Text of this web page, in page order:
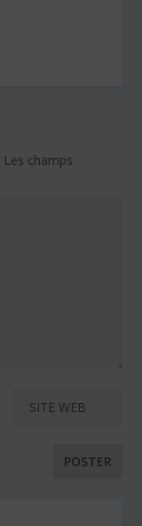
Les champs